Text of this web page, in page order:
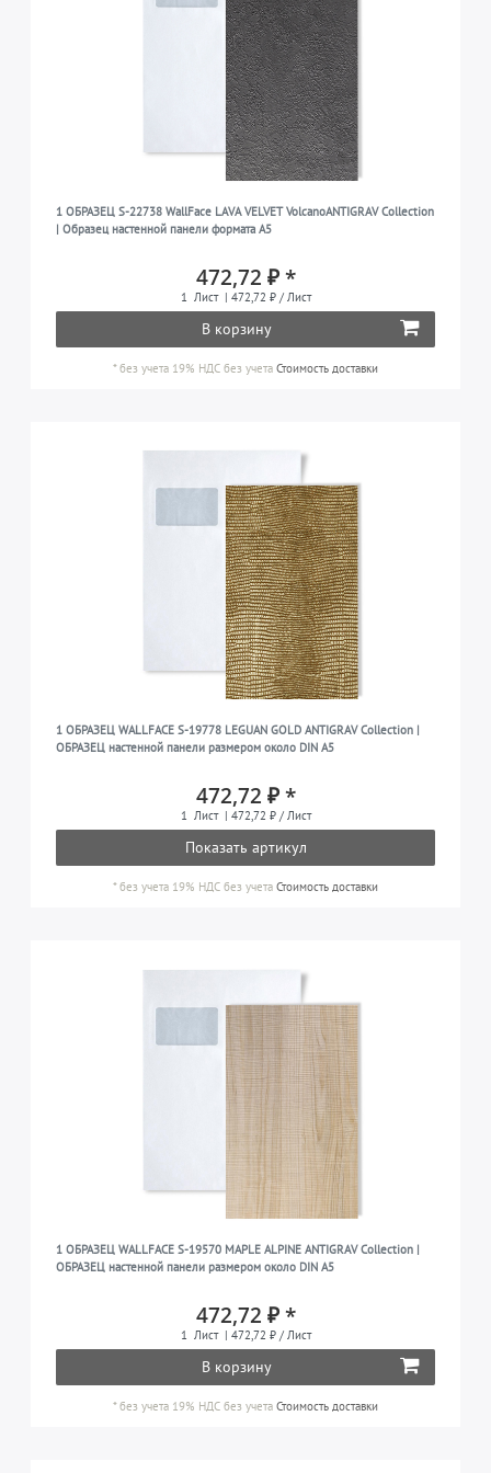
1 ОБРАЗЕЦ S-22738 WallFace LAVA VELVET VolcanoANTIGRAV Collection
| Образец настенной панели формата A5
472,72 ₽ *
1 Лист | 472,72 ₽ / Лист
В корзину
*без учета 19% НДС без учета Стоимость доставки
1 ОБРАЗЕЦ WALLFACE S-19778 LEGUAN GOLD ANTIGRAV Collection |
ОБРАЗЕЦ настенной панели размером около DIN A5
472,72 ₽ *
1 Лист | 472,72 ₽ / Лист
Показать артикул
*без учета 19% НДС без учета Стоимость доставки
1 ОБРАЗЕЦ WALLFACE S-19570 MAPLE ALPINE ANTIGRAV Collection |
ОБРАЗЕЦ настенной панели размером около DIN A5
472,72 ₽ *
1 Лист | 472,72 ₽ / Лист
В корзину
*без учета 19% НДС без учета Стоимость доставки